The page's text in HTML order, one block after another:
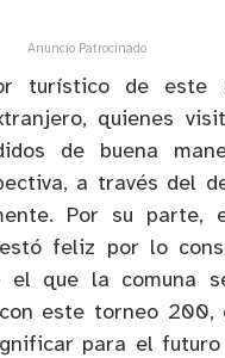
Anuncio Patrocinado
turístico de este
quienes
de buena
a través del
Por su parte,
feliz por lo
el que la comuna
este torneo 200,
para el futuro